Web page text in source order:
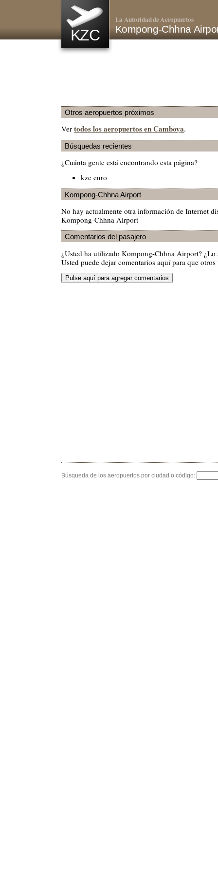
KZC
La Autoridad de Aeropuertos
Kompong-Chhna
Otros aeropuertos próximos
Ver todos los aeropuertos en Camboya.
Búsquedas recientes
¿Cuánta gente está encontrando esta página?
kzc euro
Kompong-Chhna Airport
No hay actualmente otra información de Internet
Kompong-Chhna Airport
Comentarios del pasajero
¿Usted ha utilizado Kompong-Chhna Airport? ¿Lo
Usted puede dejar comentarios aquí para que
Búsqueda de los aeropuertos por ciudad o código: